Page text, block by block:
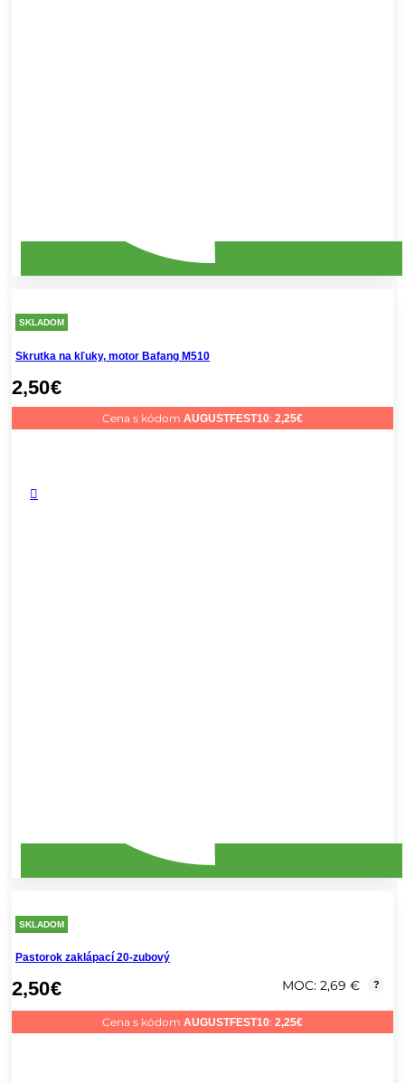
SKLADOM
Skrutka na kľuky, motor Bafang M510
2,50€
Cena s kódom AUGUSTFEST10: 2,25€
SKLADOM
Pastorok zaklápací 20-zubový
2,50€ MOC: 2,69 € ?
Cena s kódom AUGUSTFEST10: 2,25€